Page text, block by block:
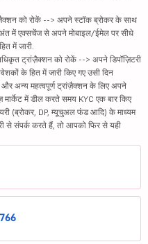
को रोकें --> अपने स्टॉक ब्रोकर के साथ
में एक्सचेंज से अपने मोबाइल/ईमेल पर सीधे
में जारी.
ट्रांज़ैक्शन को रोकें --> अपने डिपॉज़िटरी
के हित में जारी किए गए उसी दिन
अन्य महत्वपूर्ण ट्रांज़ैक्शन के लिए अपने
मार्केट में डील करते समय KYC एक बार किए
(ब्रोकर, DP, म्यूचुअल फंड आदि) के माध्यम
से संपर्क करते हैं, तो आपको फिर से यही